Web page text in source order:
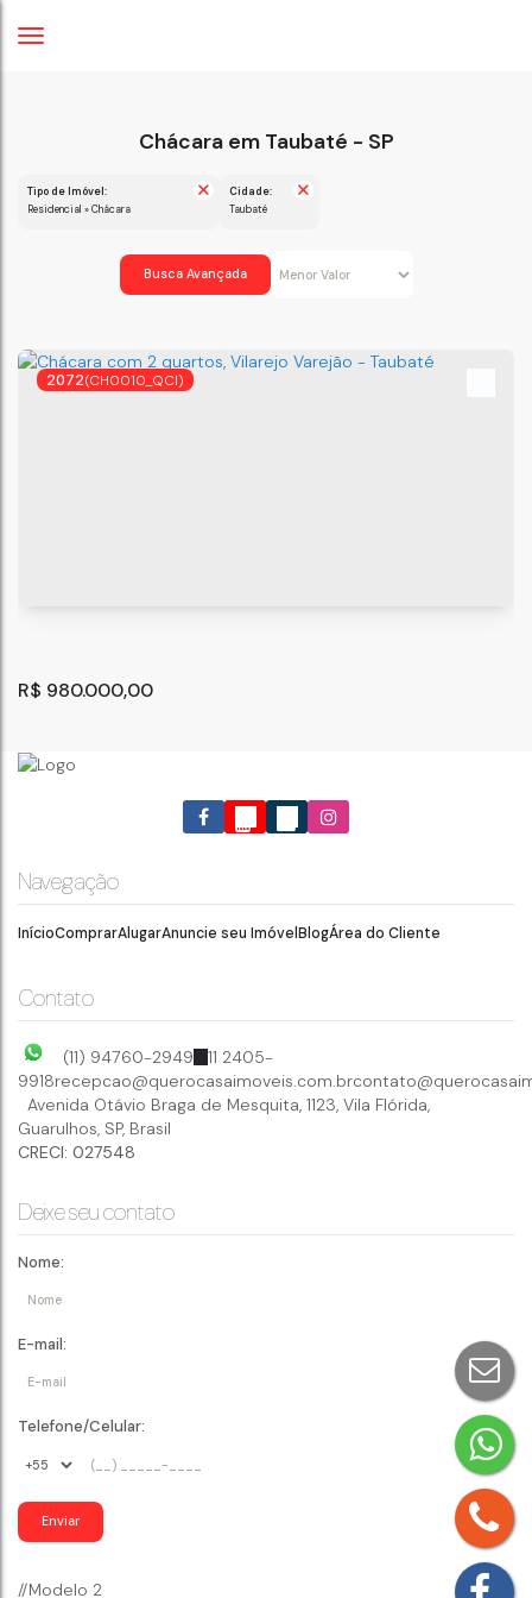
Chácara em Taubaté - SP
Tipo de Imóvel:
Residencial » Chácara
Cidade:
Taubaté
Busca Avançada
2072(CH0010_QCI)
Chácara com 2 quartos, Vilarejo Varejão - Taubaté
R$ 980.000,00
2
35400.00m²
Navegação
InícioComprarAlugarAnuncie seu ImóvelBlogÁrea do Cliente
Contato
(11) 94760-2949
11 2405-
9918recepcao@querocasaimoveis.com.br
Avenida Otávio Braga de Mesquita, 1123, Vila Flórida,
Guarulhos, SP, Brasil
CRECI: 027548
Deixe seu contato
Nome:
E-mail:
Telefone/Celular:
//Modelo 2